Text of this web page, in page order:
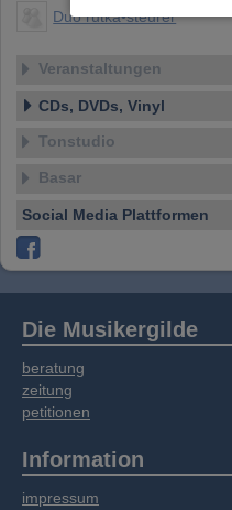
soziale Medien,
Informationen
oder die sie im
Duo rutka•steurer
Veranstaltungen
CDs, DVDs, Vinyl
Tonstudio
Basar
Social Media Plattformen
Die Musikergilde
beratung
zeitung
petitionen
Information
impressum